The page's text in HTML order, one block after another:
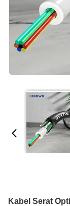
Kabel Serat